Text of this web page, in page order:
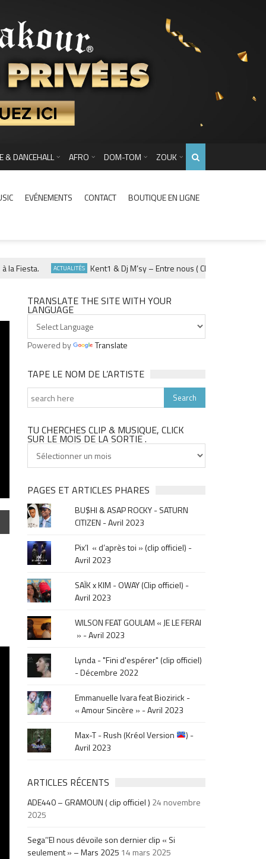
& DANCEHALL AFRO DOM-TOM ZOUK
EVÉNEMENTS CONTACT BOUTIQUE EN LIGNE
ACTUALITÉS Kent1 & Dj M’sy – Entre nous ( Clip officiel ) – Fevrier
TRANSLATE THE SITE WITH YOUR
LANGUAGE
Powered by Translate
TAPE LE NOM DE L’ARTISTE
TU CHERCHES CLIP & MUSIQUE, CLICK
SUR LE MOIS DE LA SORTIE .
cherches
&
musique,
click
sur
le
mois
de
la
sortie
.
PAGES ET ARTICLES PHARES
BU$HI & ASAP ROCKY - SATURN
CITIZEN - Avril 2023
Pix’l « d’après toi » (clip officiel) -
Avril 2023
SAÏK x KIM - OWAY (Clip officiel) -
Avril 2023
WILSON FEAT GOULAM « JE LE FERAI
» - Avril 2023
Lynda - "Fini d'espérer" (clip officiel)
- Décembre 2022
Emmanuelle Ivara feat Biozirick -
« Amour Sincère » - Avril 2023
Max-T - Rush (Kréol Version
) -
Avril 2023
ARTICLES RÉCENTS
ADE440 – GRAMOUN ( clip officiel ) 24 novembre
2025
Sega’’El nous dévoile son dernier clip « Si
seulement » – Mars 2025 14 mars 2025